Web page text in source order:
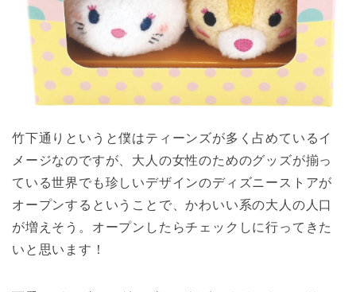
竹下通りというと僕はティーンズが多く占めているイ
メージなのですが、大人の女性のためのグッズが揃っ
ている世界でも珍しいデザインのディズニーストアが
オープンするということで、かわいい系の大人の人口
が増えそう。オープンしたらチェックしに行ってきた
いと思います！